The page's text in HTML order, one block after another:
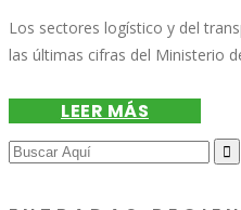
Los sectores logístico y del
las últimas cifras del Ministerio
LEER MÁS
Search
for: